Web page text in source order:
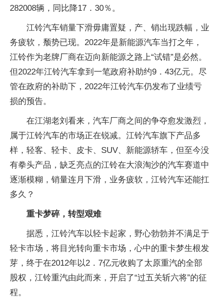
282008辆，同比降17．30％。
江铃汽车销量下滑毋庸置疑，产、销出现跌幅，业
务疲软，颓势已现。2022年是新能源汽车当打之年，
江铃作为老牌厂商在迈向新能源之路上“试错”是必然。
但2022年江铃汽车拿到一笔政府补助约9．43亿元。尽
管在政府的补助下，2022年江铃汽车仍发布了业绩亏
损的预告。
在江湖老刘看来，汽车厂商之间的争夺愈发激烈，
属于江铃汽车的市场正在锐减。江铃汽车旗下产品多
样，轻客、轻卡、皮卡、SUV、新能源轿车，但至今没
有拳头产品，缺乏亮点的江铃在大浪淘沙的汽车赛道中
逐渐模糊，销量连月下滑，业务疲软，江铃汽车还能扛
多久？
重卡梦碎，转型艰难
据悉，江铃汽车以轻卡起家，野心勃勃并不满足于
轻卡市场，将目光转向重卡市场，心中的重卡梦生根发
芽，终于在2012年以2．7亿元收购了太原重汽的全部
股权，江铃重汽由此而来，开启了“过五关斩六将”的征
程。